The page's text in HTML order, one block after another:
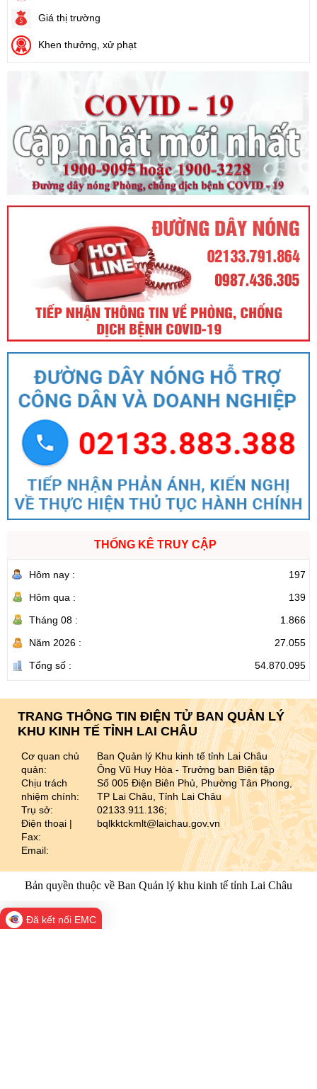
Số:88/2024/NĐ-CP
Tên:
Nhà nước thu hồi đất)
Ngày ban hành: (21/08/2024)
Giá thị trường
Khen thưởng, xử phạt
THỐNG KÊ TRUY CẬP
Hôm nay :
197
Hôm qua :
139
Tháng 08 :
1.866
Năm 2026 :
27.055
Tổng số :
54.870.095
TRANG THÔNG TIN ĐIỆN TỬ BAN QUẢN LÝ
KHU KINH TẾ TỈNH LAI CHÂU
Cơ quan chủ
quản:
Chịu trách
nhiệm chính:
Trụ sở:
Điện thoại |
Fax:
Email:
Ban Quản lý Khu kinh tế tỉnh Lai Châu
Ông Vũ Huy Hòa - Trưởng ban Biên tập
Số 005 Điện Biên Phủ, Phường Tân Phong,
TP Lai Châu, Tỉnh Lai Châu
02133.911.136;
bqlkktckmlt@laichau.gov.vn
Bản quyền thuộc về Ban Quản lý khu kinh tế tỉnh Lai Châu
Đã kết nối EMC